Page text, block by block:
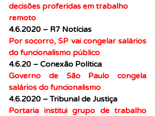
decisões proferidas em trabalho
remoto
4.6.2020 – R7 Notícias
Por socorro, SP vai congelar salários
do funcionalismo público
4.6.20 – Conexão Política
Governo de São Paulo congela
salários do funcionalismo
4.6.2020 – Tribunal de Justiça
Portaria institui grupo de trabalho